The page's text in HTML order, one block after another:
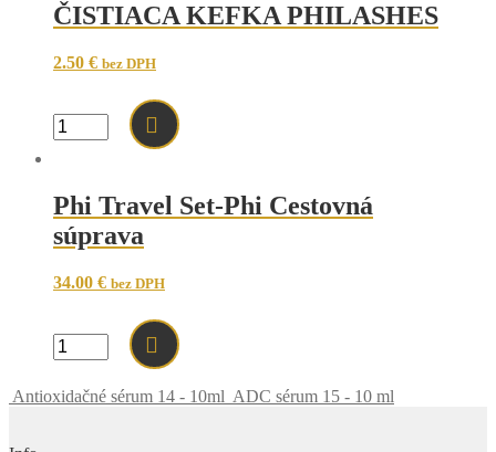
ČISTIACA KEFKA PHILASHES
2.50 € bez DPH
množstvo
ČISTIACA
Phi Travel Set-Phi Cestovná
súprava
34.00 € bez DPH
množstvo
Phi
Set-
Antioxidačné sérum 14 - 10ml ADC sérum 15 - 10 ml